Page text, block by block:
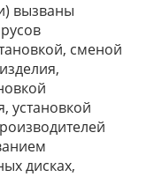
вызваны
сменой
установкой
дисках,